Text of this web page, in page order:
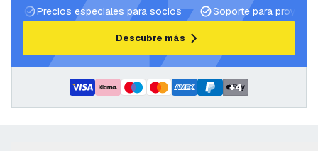
Precios especiales para socios
Soporte para
Descubre más
+4